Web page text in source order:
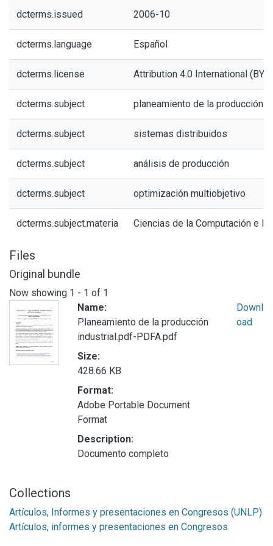
dcterms.issued 2006-10
dcterms.language Español
dcterms.license Attribution 4.0 International (BY
dcterms.subject planeamiento de la producción
dcterms.subject sistemas distribuidos
dcterms.subject análisis de producción
dcterms.subject optimización multiobjetivo
dcterms.subject.materia Ciencias de la Computación e
Files
Original bundle
Now showing 1 - 1 of 1
Name:
Planeamiento de la producción
industrial.pdf-PDFA.pdf
Size:
428.66 KB
Format:
Adobe Portable Document
Format
Description:
Documento completo
Downl
oad
Collections
Artículos, Informes y presentaciones en Congresos (UNLP)
Artículos, informes y presentaciones en Congresos